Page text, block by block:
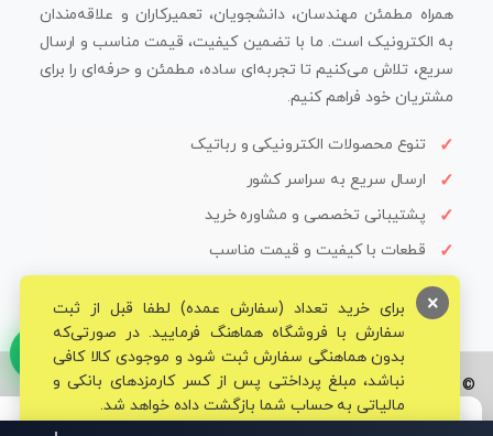
همراه مطمئن مهندسان، دانشجویان، تعمیرکاران و علاقه‌مندان
به الکترونیک است. ما با تضمین کیفیت، قیمت مناسب و ارسال
سریع، تلاش می‌کنیم تا تجربه‌ای ساده، مطمئن و حرفه‌ای را برای
مشتریان خود فراهم کنیم.
تنوع محصولات الکترونیکی و رباتیک
ارسال سریع به سراسر کشور
پشتیبانی تخصصی و مشاوره خرید
قطعات با کیفیت و قیمت مناسب
© تمامی حقوق برای فروشگاه تخصصی قم الکترونیک محفوظ می‌باشد.
برای خرید تعداد (سفارش عمده) لطفا قبل از ثبت
سفارش با فروشگاه هماهنگ فرمایید. در صورتی‌که
بدون هماهنگی سفارش ثبت شود و موجودی کالا کافی
نباشد، مبلغ پرداختی پس از کسر کارمزدهای بانکی و
مالیاتی به حساب شما بازگشت داده خواهد شد.
×